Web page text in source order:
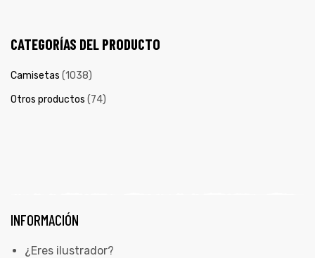
CATEGORÍAS DEL PRODUCTO
Camisetas (1038)
Otros productos (74)
INFORMACIÓN
¿Eres ilustrador?